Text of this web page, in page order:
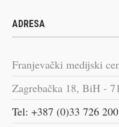
ADRESA
Franjevački medijski
Zagrebačka 18, BiH -
Tel: +387 (0)33 726 200